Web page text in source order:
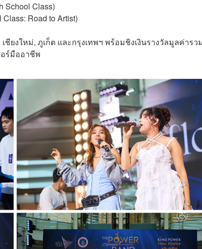
Class)
Road to Artist)
ยงใหม่, ภูเก็ต และกรุงเทพฯ พร้อมชิงเงินรางวัลมูลค่ารว
ร์มืออาชีพ